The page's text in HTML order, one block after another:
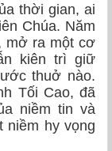
thời gian, ai
Chúa. Năm
mở ra một cơ
kiên trì giữ
thuở nào.
Tối Cao, đã
niềm tin và
niềm hy vọng